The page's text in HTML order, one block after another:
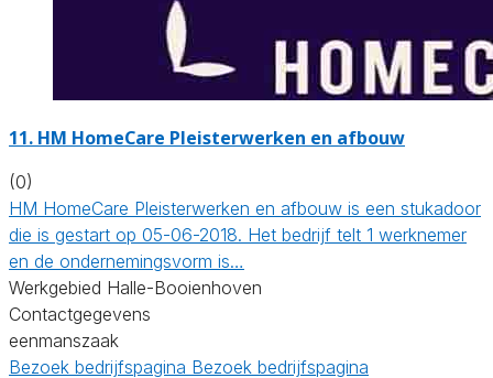
11. HM HomeCare Pleisterwerken en afbouw
(0)
HM HomeCare Pleisterwerken en afbouw is een stukadoor
die is gestart op 05-06-2018. Het bedrijf telt 1 werknemer
en de ondernemingsvorm is…
Werkgebied Halle-Booienhoven
Contactgegevens
eenmanszaak
Bezoek bedrijfspagina Bezoek bedrijfspagina